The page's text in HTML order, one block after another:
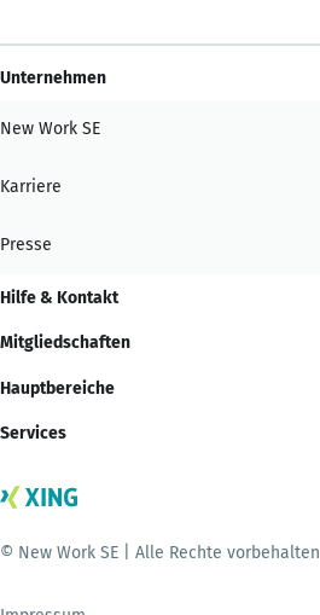
Unternehmen
New Work SE
Karriere
Presse
Hilfe & Kontakt
Mitgliedschaften
Hauptbereiche
Services
© New Work SE | Alle Rechte vorbehalten